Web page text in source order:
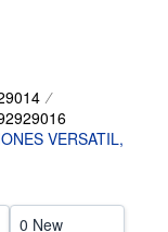
VERSATIL,
0 New